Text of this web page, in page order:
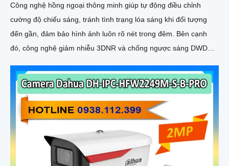
Công nghệ hồng ngoại thông minh giúp tự động điều chỉnh
cường độ chiếu sáng, tránh tình trạng lóa sáng khi đối tượng
đến gần, đảm bảo hình ảnh luôn rõ nét trong đêm. Bên cạnh
đó, công nghệ giảm nhiễu 3DNR và chống ngược sáng DWDR
điều kiện ánh sáng phức tạp như ngược sáng mạnh hay thiếu
sáng